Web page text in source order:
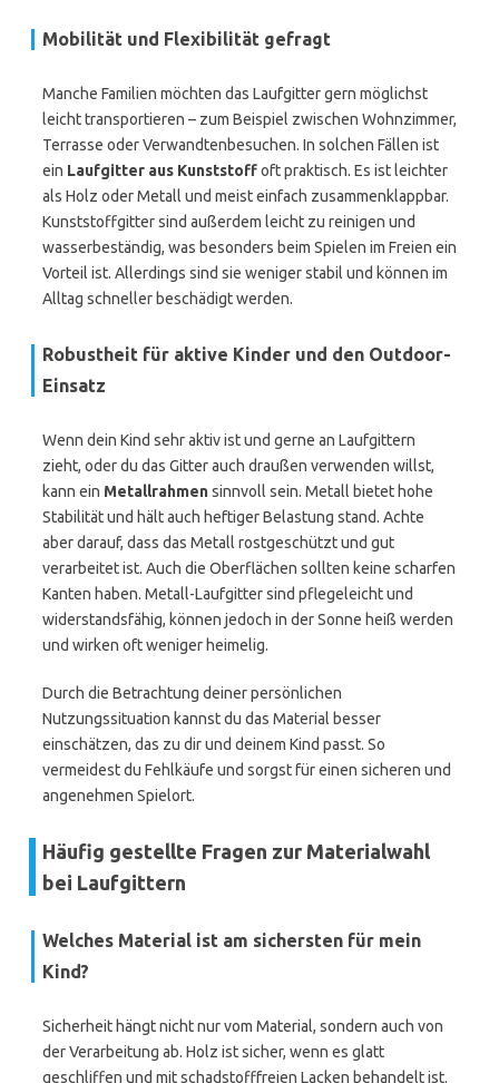
Mobilität und Flexibilität gefragt
Manche Familien möchten das Laufgitter gern möglichst
leicht transportieren – zum Beispiel zwischen Wohnzimmer,
Terrasse oder Verwandtenbesuchen. In solchen Fällen ist
ein Laufgitter aus Kunststoffoft praktisch. Es ist leichter
als Holz oder Metall und meist einfach zusammenklappbar.
Kunststoffgitter sind außerdem leicht zu reinigen und
wasserbeständig, was besonders beim Spielen im Freien ein
Vorteil ist. Allerdings sind sie weniger stabil und können im
Alltag schneller beschädigt werden.
Robustheit für aktive Kinder und den Outdoor-
Einsatz
Wenn dein Kind sehr aktiv ist und gerne an Laufgittern
zieht, oder du das Gitter auch draußen verwenden willst,
kann ein Metallrahmensinnvoll sein. Metall bietet hohe
Stabilität und hält auch heftiger Belastung stand. Achte
aber darauf, dass das Metall rostgeschützt und gut
verarbeitet ist. Auch die Oberflächen sollten keine scharfen
Kanten haben. Metall-Laufgitter sind pflegeleicht und
widerstandsfähig, können jedoch in der Sonne heiß werden
und wirken oft weniger heimelig.
Durch die Betrachtung deiner persönlichen
Nutzungssituation kannst du das Material besser
einschätzen, das zu dir und deinem Kind passt. So
vermeidest du Fehlkäufe und sorgst für einen sicheren und
angenehmen Spielort.
Häufig gestellte Fragen zur Materialwahl
bei Laufgittern
Welches Material ist am sichersten für mein
Kind?
Sicherheit hängt nicht nur vom Material, sondern auch von
der Verarbeitung ab. Holz ist sicher, wenn es glatt
geschliffen und mit schadstofffreien Lacken behandelt ist.